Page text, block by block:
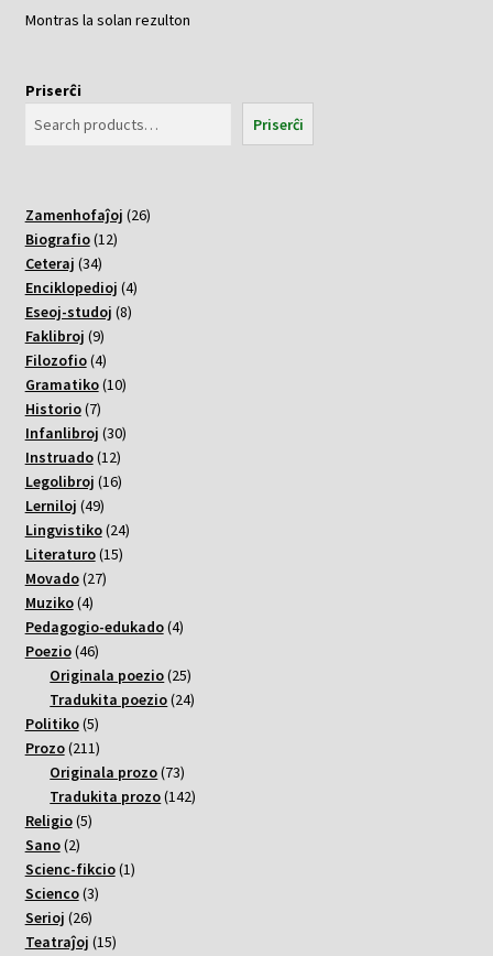
Montras la solan rezulton
Priserĉi
Priserĉi
Zamenhofaĵoj 2626
Biografio 1212
Ceteraj 3434
varoj
Enciklopedioj 44
Eseoj-studoj 88
Faklibroj 99
varoj
Filozofio 44
varoj
Gramatiko 1010
Historio 77
varoj
Infanlibroj 3030
Instruado 1212
varoj
Legolibroj 1616
Lerniloj 4949
varoj
Lingvistiko 2424
Literaturo 1515
Movado 2727
Muziko 44
varoj
Pedagogio-edukado 44
Poezio 4646
varoj
Originala poezio 2525
varoj
Tradukita poezio 2424
Politiko 55
varoj
Prozo 211211
varoj
Originala prozo 7373
varoj
Tradukita prozo 142142
Religio 55
Sano 22
varoj
Scienc-fikcio 11
Scienco 33
Serioj 2626
varoj
Teatraĵoj 1515